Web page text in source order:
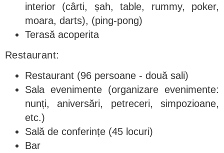
interior (cârti, șah, table, rummy, poker,
moara, darts), (ping-pong)
Terasă acoperita
Restaurant:
Restaurant (96 persoane - două sali)
Sala evenimente (organizare evenimente:
nunți, aniversări, petreceri, simpozioane,
etc.)
Sală de conferințe (45 locuri)
Bar